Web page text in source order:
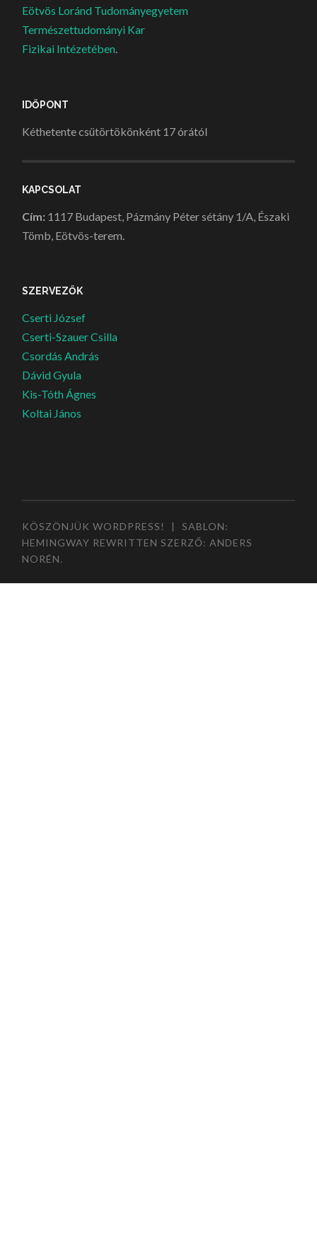
Eötvös Loránd Tudományegyetem
Természettudományi Kar
Fizikai Intézetében.
IDŐPONT
Kéthetente csütörtökönként 17 órától
KAPCSOLAT
Cím: 1117 Budapest, Pázmány Péter sétány 1/A, Északi
Tömb, Eötvös-terem.
SZERVEZŐK
Cserti József
Cserti-Szauer Csilla
Csordás András
Dávid Gyula
Kis-Tóth Ágnes
Koltai János
KÖSZÖNJÜK WORDPRESS! |
SABLON:
HEMINGWAY REWRITTEN SZERZŐ:ANDERS
NORÉN.